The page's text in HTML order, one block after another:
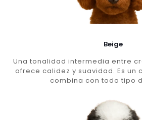
Beige
Una tonalidad intermedia entre
ofrece calidez y suavidad. Es un
combina con todo tipo